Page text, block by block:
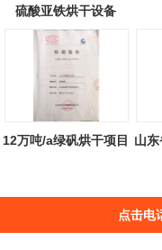
硫酸亚铁烘干设备
12万吨/a绿矾烘干项目
山
点击电